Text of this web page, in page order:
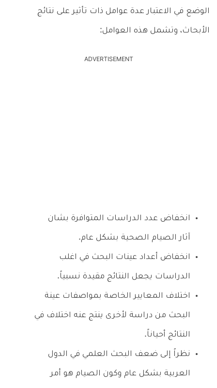
الوضع في الاعتبار عدة عوامل ذات تأثير على نتائج
الأبحاث، وتشمل هذه العوامل:
ADVERTISEMENT
انخفاض عدد الدراسات المتوافرة بشان
آثار الصيام الصحية بشكل عام.
انخفاض أعداد عينات البحث في اغلب
الدراسات يجعل النتائج مقيدة نسبياً.
اختلاف المعايير الخاصة بمواصفات عينة
البحث من دراسة لأخرى ينتج عنه اختلاف في
النتائج أحياناً.
نظراً إلى ضعف البحث العلمي في الدول
العربية بشكل عام وكون الصيام هو أمر